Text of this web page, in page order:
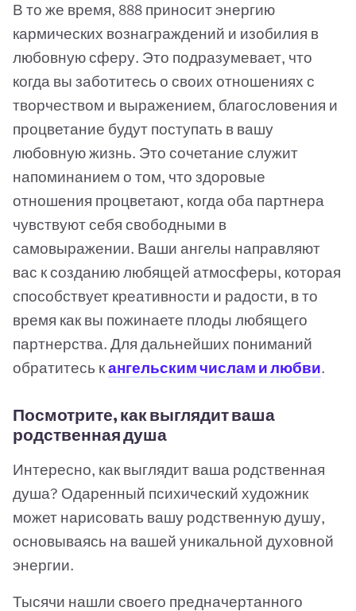
В то же время, 888 приносит энергию
кармических вознаграждений и изобилия в
любовную сферу. Это подразумевает, что
когда вы заботитесь о своих отношениях с
творчеством и выражением, благословения и
процветание будут поступать в вашу
любовную жизнь. Это сочетание служит
напоминанием о том, что здоровые
отношения процветают, когда оба партнера
чувствуют себя свободными в
самовыражении. Ваши ангелы направляют
вас к созданию любящей атмосферы, которая
способствует креативности и радости, в то
время как вы пожинаете плоды любящего
партнерства. Для дальнейших пониманий
обратитесь кангельским числам и любви.
Посмотрите, как выглядит ваша
родственная душа
Интересно, как выглядит ваша родственная
душа? Одаренный психический художник
может нарисовать вашу родственную душу,
основываясь на вашей уникальной духовной
энергии.
Тысячи нашли своего предначертанного